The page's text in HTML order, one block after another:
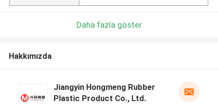
Daha fazla göster
Hakkımızda
Jiangyin Hongmeng Rubber
Plastic Product Co., Ltd.